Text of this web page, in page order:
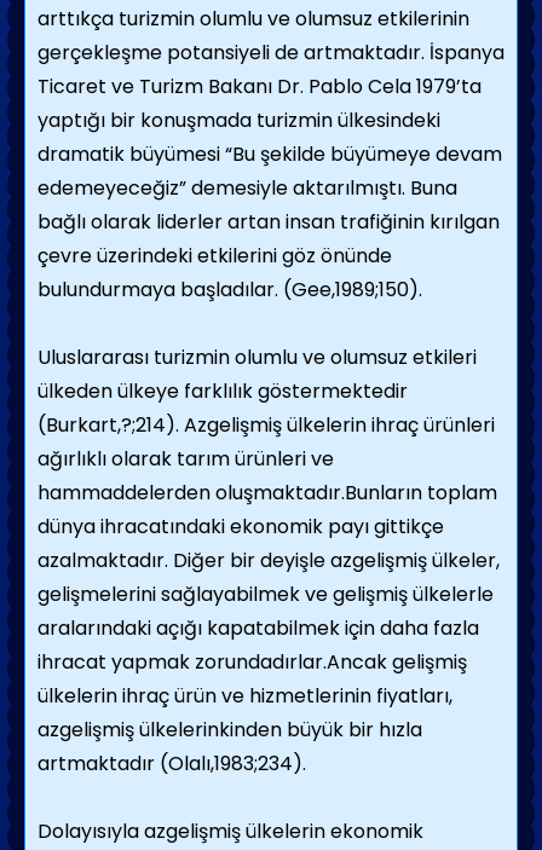
arttıkça turizmin olumlu ve olumsuz etkilerinin
gerçekleşme potansiyeli de artmaktadır. İspanya
Ticaret ve Turizm Bakanı Dr. Pablo Cela 1979’ta
yaptığı bir konuşmada turizmin ülkesindeki
dramatik büyümesi “Bu şekilde büyümeye devam
edemeyeceğiz” demesiyle aktarılmıştı. Buna
bağlı olarak liderler artan insan trafiğinin kırılgan
çevre üzerindeki etkilerini göz önünde
bulundurmaya başladılar. (Gee,1989;150).
Uluslararası turizmin olumlu ve olumsuz etkileri
ülkeden ülkeye farklılık göstermektedir
(Burkart,?;214). Azgelişmiş ülkelerin ihraç ürünleri
ağırlıklı olarak tarım ürünleri ve
hammaddelerden oluşmaktadır.Bunların toplam
dünya ihracatındaki ekonomik payı gittikçe
azalmaktadır. Diğer bir deyişle azgelişmiş ülkeler,
gelişmelerini sağlayabilmek ve gelişmiş ülkelerle
aralarındaki açığı kapatabilmek için daha fazla
ihracat yapmak zorundadırlar.Ancak gelişmiş
ülkelerin ihraç ürün ve hizmetlerinin fiyatları,
azgelişmiş ülkelerinkinden büyük bir hızla
artmaktadır (Olalı,1983;234).
Dolayısıyla azgelişmiş ülkelerin ekonomik